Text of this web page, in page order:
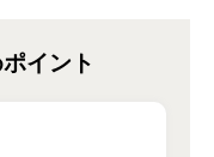
イント